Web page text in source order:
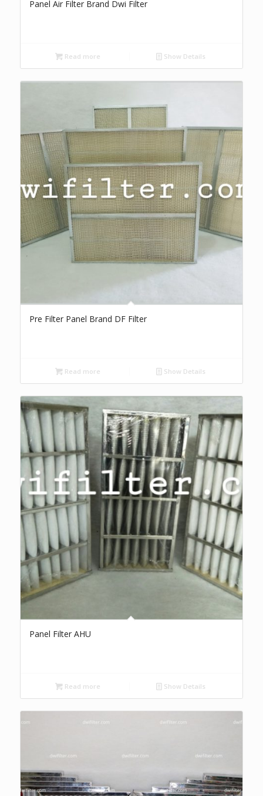
Panel Air Filter Brand Dwi Filter
Read more Show Details
Pre Filter Panel Brand DF Filter
Read more Show Details
Panel Filter AHU
Read more Show Details